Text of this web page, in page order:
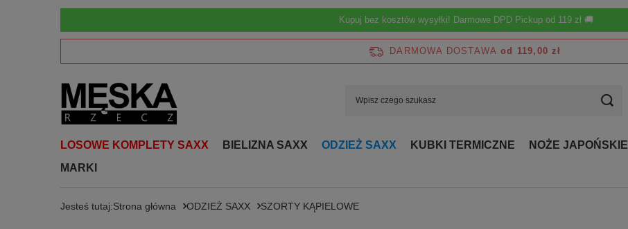
Kupuj bez kosztów wysyłki! Darmowe DPD Pickup od 119 zł 🚚
DARMOWA DOSTAWA od 119,00 zł
LOSOWE KOMPLETY SAXX BIELIZNA SAXX ODZIEŻ SAXX KUBKI TERMICZNE NOŻE JAPOŃSKIE
MARKI
Jesteś tutaj:Strona główna ODZIEŻ SAXX SZORTY KĄPIELOWE